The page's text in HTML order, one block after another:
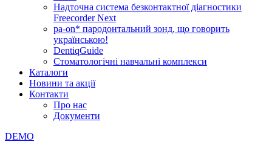
Надточна система безконтактної діагностики
Freecorder Next
pa-on* пародонтальний зонд, що говорить
українською!
DentiqGuide
Стоматологічні навчальні комплекси
Каталоги
Новини та акції
Контакти
Про нас
Документи
DEMO